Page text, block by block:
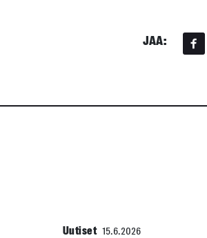
JAA:
Uutiset 15.6.2026